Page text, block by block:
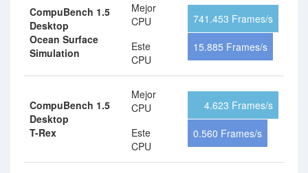
CompuBench 1.5
Desktop
Ocean Surface
Simulation
Mejor
CPU
Este
CPU
741.453 Frames/s
15.885 Frames/s
CompuBench 1.5
Desktop
T-Rex
Mejor
CPU
Este
CPU
4.623 Frames/s
0.560 Frames/s